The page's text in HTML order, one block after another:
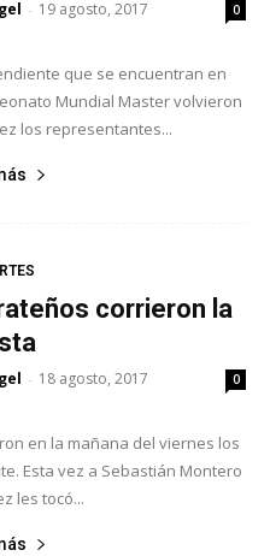
- 19 agosto, 2017 0
que se encuentran en
Mundial Master volvieron
los representantes...
corrieron la
- 18 agosto, 2017 0
en la mañana del viernes los
Esta vez a Sebastián Montero
les tocó...